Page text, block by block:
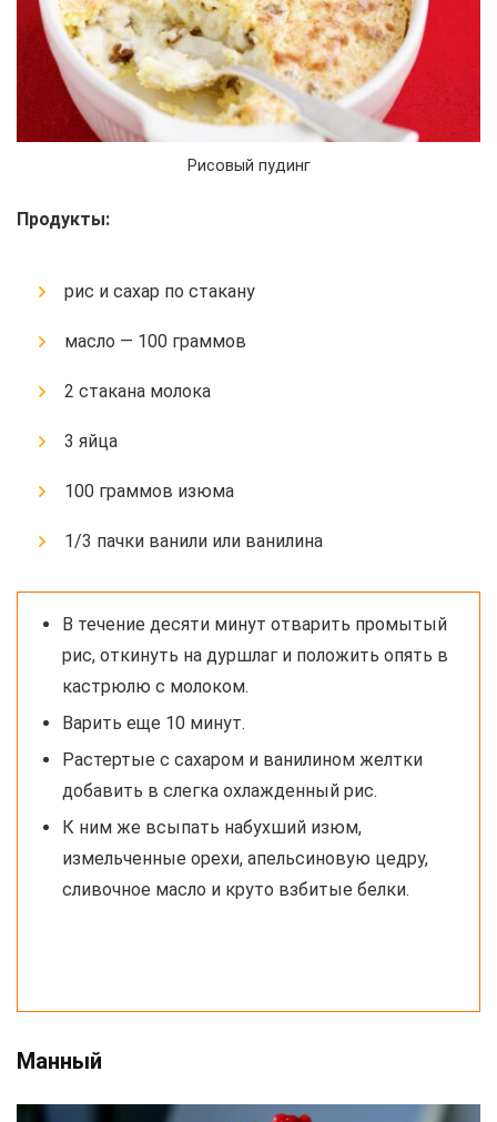
Рисовый пудинг
Продукты:
рис и сахар по стакану
масло — 100 граммов
2 стакана молока
3 яйца
100 граммов изюма
1/3 пачки ванили или ванилина
В течение десяти минут отварить промытый
рис, откинуть на дуршлаг и положить опять в
кастрюлю с молоком.
Варить еще 10 минут.
Растертые с сахаром и ванилином желтки
добавить в слегка охлажденный рис.
К ним же всыпать набухший изюм,
измельченные орехи, апельсиновую цедру,
сливочное масло и круто взбитые белки.
Манный